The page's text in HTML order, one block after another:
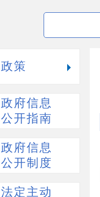
政策
政府信息
公开指南
政府信息
公开制度
法定主动